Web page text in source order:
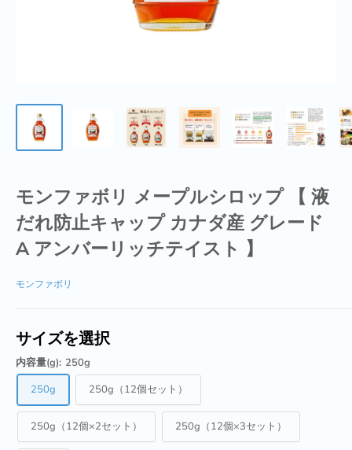
モンファボリ メープルシロップ 【 液
だれ防止キャップ カナダ産 グレード
A アンバーリッチテイスト 】
モンファボリ
サイズを選択
内容量(g): 250g
250g
250g（12個セット）
250g（12個×2セット） 250g（12個×3セット）